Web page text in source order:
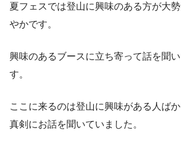
夏フェスでは登山に興味のある方が大
やかです。
興味のあるブースに立ち寄って話を聞
す。
ここに来るのは登山に興味がある人ば
真剣にお話を聞いていました。